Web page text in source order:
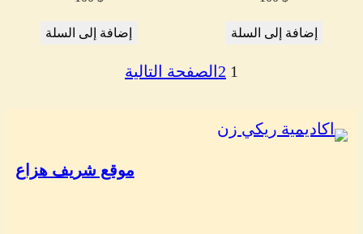
إضافة إلى السلة إضافة إلى السلة
1
2 الصفحة التالية
موقع شريف هزاع